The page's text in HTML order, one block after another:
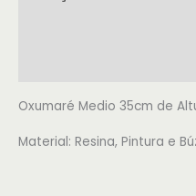
Oxumaré Medio 35cm de
Material: Resina, Pintura e